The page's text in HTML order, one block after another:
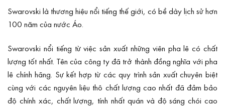
Swarovski là thương hiệu nổi tiếng thế giới, có bề dày lịch sử hơn
100 năm của nước Áo.
Swarovski nổi tiếng từ việc sản xuất những viên pha lê có chất
lượng tốt nhất. Tên của công ty đã trở thành đồng nghĩa với pha
lê chính hãng. Sự kết hợp từ các quy trình sản xuất chuyên biệt
cùng với các nguyên liệu thô chất lượng cao nhất đã đảm bảo
độ chính xác, chất lượng, tính nhất quán và độ sáng chói cao